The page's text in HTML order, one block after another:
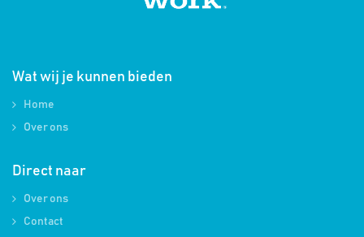
Wat wij je kunnen bieden
Home
Over ons
Direct naar
Over ons
Contact